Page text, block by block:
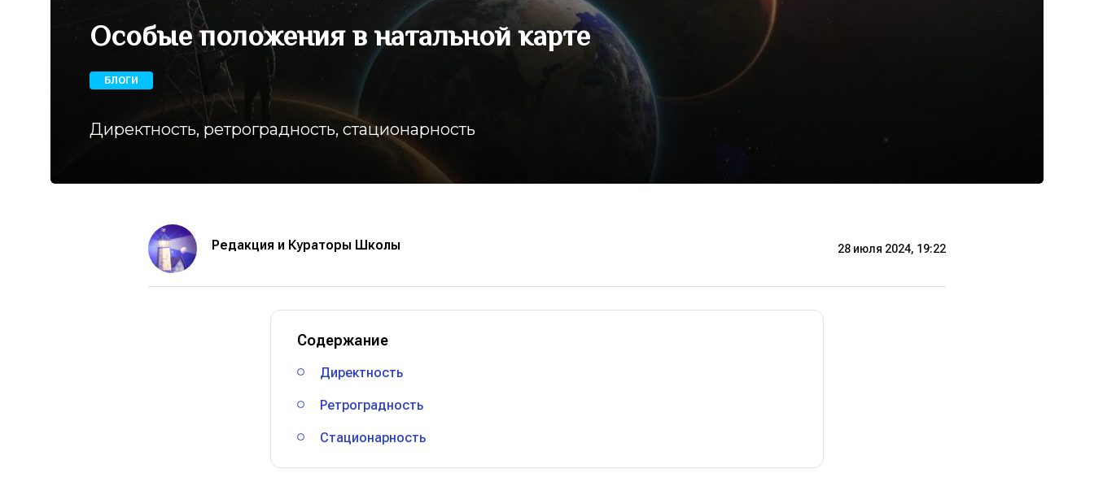
Особые положения в натальной карте
БЛОГИ
Директность, ретроградность, стационарность
Редакция и Кураторы Школы 28 июля 2024, 19:22
Содержание
Директность
Ретроградность
Стационарность